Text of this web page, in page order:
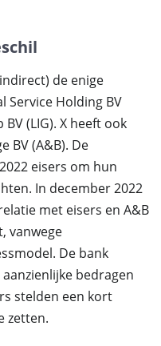
de enige
Service Holding BV
(LIG). X heeft ook
BV (A&B). De
eisers om hun
In december 2022
met eisers en A&B
vanwege
De bank
bedragen
stelden een kort
zetten.